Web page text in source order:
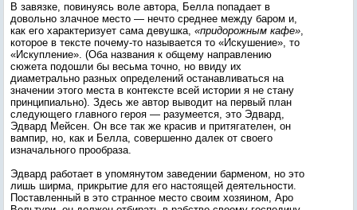
В завязке, повинуясь воле автора, Белла попадает в
довольно злачное место — нечто среднее между баром и,
как его характеризует сама девушка, «придорожным кафе»,
которое в тексте почему-то называется то «Искушение», то
«Искупление». (Оба названия к общему направлению
сюжета подошли бы весьма точно, но ввиду их
диаметрально разных определений останавливаться на
значении этого места в контексте всей истории я не стану
принципиально). Здесь же автор выводит на первый план
следующего главного героя — разумеется, это Эдвард,
Эдвард Мейсен. Он все так же красив и притягателен, он
вампир, но, как и Белла, совершенно далек от своего
изначального прообраза.
Эдвард работает в упомянутом заведении барменом, но это
лишь ширма, прикрытие для его настоящей деятельности.
Поставленный в это странное место своим хозяином, Аро